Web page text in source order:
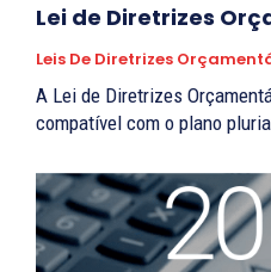
Lei de Diretrizes
Leis De Diretrizes
A Lei de Diretrizes